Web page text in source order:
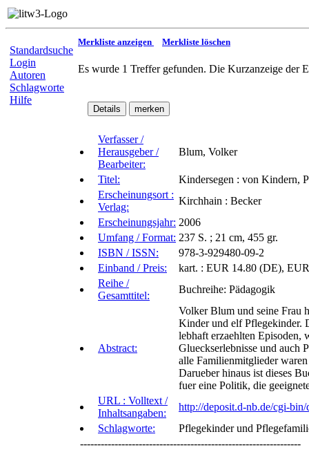
Standardsuche
Login
Autoren
Schlagworte
Hilfe
Merkliste anzeigen Merkliste löschen
Es wurde 1 Treffer gefunden. Die Kurzanzeige der
Verfasser /
Herausgeber /
Bearbeiter:
Blum, Volker
Titel:
Kindersegen : von Kindern,
Erscheinungsort :
Verlag:
Kirchhain : Becker
Erscheinungsjahr: 2006
Umfang / Format: 237 S. ; 21 cm, 455 gr.
ISBN / ISSN:
978-3-929480-09-2
Einband / Preis:
kart. : EUR 14.80 (DE),
Reihe /
Gesamttitel:
Buchreihe: Pädagogik
Abstract:
Volker Blum und seine Frau
Kinder und elf Pflegekinder.
lebhaft erzaehlten Episoden,
Glueckserlebnisse und auch
alle Familienmitglieder
Darueber hinaus ist dieses
fuer eine Politik, die
URL : Volltext /
Inhaltsangaben:
http://deposit.d-nb.de/cgi-
Schlagworte:
Pflegekinder und
----------------------------------------------------------------